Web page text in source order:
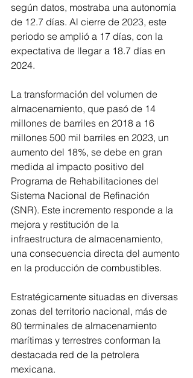
según datos, mostraba una autonomía
de 12.7 días. Al cierre de 2023, este
periodo se amplió a 17 días, con la
expectativa de llegar a 18.7 días en
2024.
La transformación del volumen de
almacenamiento, que pasó de 14
millones de barriles en 2018 a 16
millones 500 mil barriles en 2023, un
aumento del 18%, se debe en gran
medida al impacto positivo del
Programa de Rehabilitaciones del
Sistema Nacional de Refinación
(SNR). Este incremento responde a la
mejora y restitución de la
infraestructura de almacenamiento,
una consecuencia directa del aumento
en la producción de combustibles.
Estratégicamente situadas en diversas
zonas del territorio nacional, más de
80 terminales de almacenamiento
marítimas y terrestres conforman la
destacada red de la petrolera
mexicana.